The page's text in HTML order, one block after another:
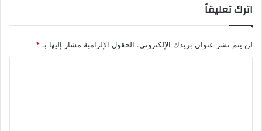
اترك تعليقاً
لن يتم نشر عنوان بريدك الإلكتروني. الحقول الإلزامية مشار إليها بـ*